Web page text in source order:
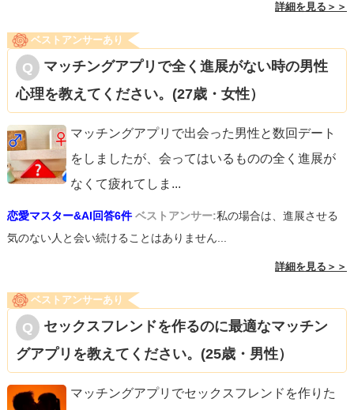
詳細を見る＞＞
ベストアンサーあり
マッチングアプリで全く進展がない時の男性
心理を教えてください。(27歳・女性）
マッチングアプリで出会った男性と数回デート
をしましたが、会ってはいるものの全く進展が
なくて疲れてしま ...
恋愛マスター&AI回答6件 ベストアンサー:私の場合は、進展させる
気のない人と会い続けることはありません...
詳細を見る＞＞
ベストアンサーあり
セックスフレンドを作るのに最適なマッチン
グアプリを教えてください。(25歳・男性）
マッチングアプリでセックスフレンドを作りた